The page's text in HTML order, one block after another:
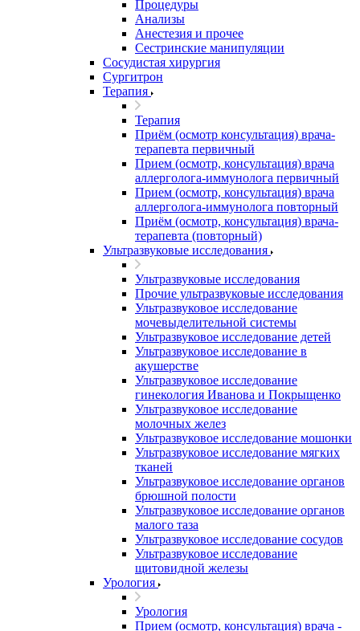
Процедуры
Анализы
Анестезия и прочее
Сестринские манипуляции
Сосудистая хирургия
Сургитрон
Терапия
Терапия
Приём (осмотр консультация) врача-
терапевта первичный
Прием (осмотр, консультация) врача
аллерголога-иммунолога первичный
Прием (осмотр, консультация) врача
аллерголога-иммунолога повторный
Приём (осмотр, консультация) врача-
терапевта (повторный)
Ультразвуковые исследования
Ультразвуковые исследования
Прочие ультразвуковые исследования
Ультразвуковое исследование
мочевыделительной системы
Ультразвуковое исследование детей
Ультразвуковое исследование в
акушерстве
Ультразвуковое исследование
гинекология Иванова и Покрыщенко
Ультразвуковое исследование
молочных желез
Ультразвуковое исследование мошонки
Ультразвуковое исследование мягких
тканей
Ультразвуковое исследование органов
брюшной полости
Ультразвуковое исследование органов
малого таза
Ультразвуковое исследование сосудов
Ультразвуковое исследование
щитовидной железы
Урология
Урология
Прием (осмотр, консультация) врача -